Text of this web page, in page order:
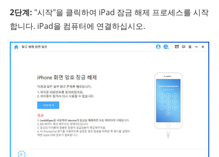
2단계: "시작"을 클릭하여 iPad 잠금 해제 프로세스를 시작
합니다. iPad을 컴퓨터에 연결하십시오.